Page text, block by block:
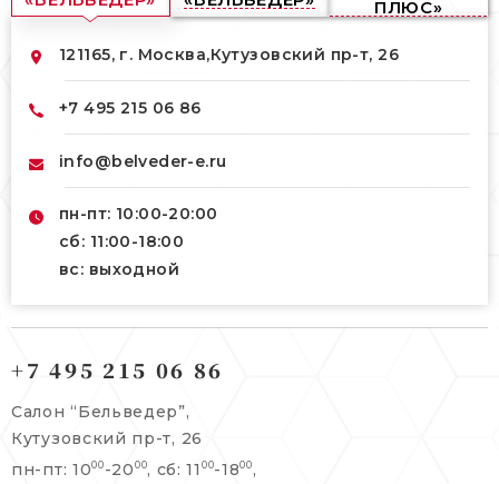
ПЛЮС»
121165, г. Москва,Кутузовский пр-т, 26
+7 495 215 06 86
info@belveder-e.ru
пн-пт: 10:00-20:00
сб: 11:00-18:00
вс: выходной
info@belveder-e.ru
Берсеневский переулок, 3/10с7
+7 495 477 45 43
info@belveder-e.ru
+7 495 215 06 86
Салон “Бельведер”,
Кутузовский пр-т, 26
пн-пт: 1000 -20 00, сб: 11 00-1800 ,